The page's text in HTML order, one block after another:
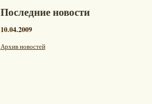
Последние новости
10.04.2009
Архив новостей